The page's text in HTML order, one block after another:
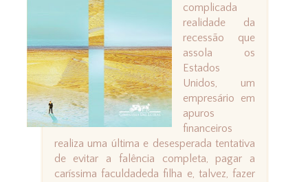
complicada
realidade da
recessão que
assola os
Estados
Unidos, um
empresário em
apuros
financeiros
realiza uma última e desesperada tentativa
de evitar a falência completa, pagar a
caríssima faculdadeda filha e, talvez, fazer